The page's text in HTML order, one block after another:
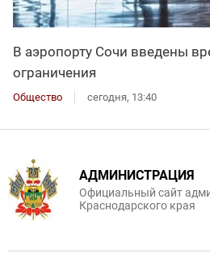
В аэропорту Сочи введены
ограничения
Общество сегодня, 13:40
АДМИНИСТРАЦИЯ
Официальный сайт
Краснодарского края